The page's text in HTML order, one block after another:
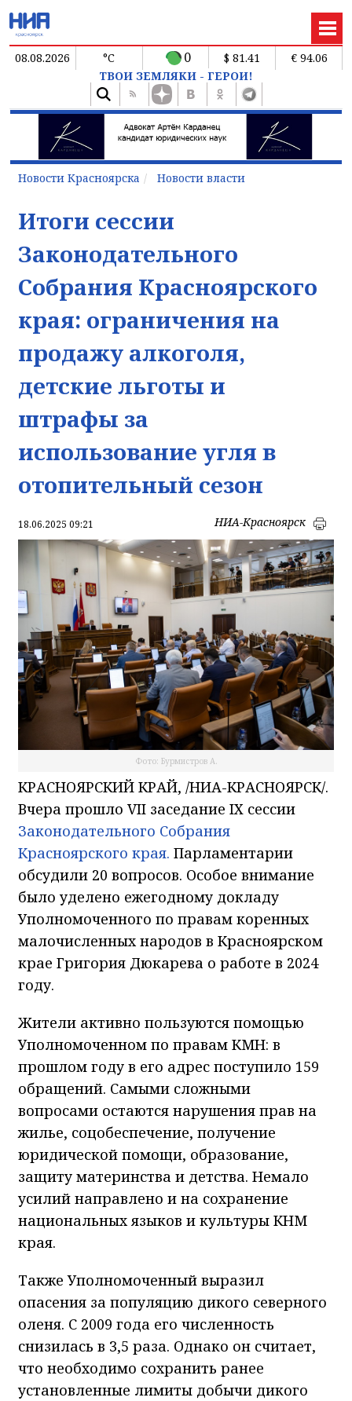
08.08.2026 °C 0 $ 81.41
€ 94.06
ТВОИ ЗЕМЛЯКИ - ГЕРОИ!
Новости Красноярска Новости власти
Итоги сессии
Законодательного
Собрания Красноярского
края: ограничения на
продажу алкоголя,
детские льготы и
штрафы за
использование угля в
отопительный сезон
18.06.2025 09:21 НИА-Красноярск
Фото: Бурмистров А.
КРАСНОЯРСКИЙ КРАЙ, /НИА-КРАСНОЯРСК/.
Вчера прошло VII заседание IХ сессии
Законодательного Собрания
Красноярского края. Парламентарии
обсудили 20 вопросов. Особое внимание
было уделено ежегодному докладу
Уполномоченного по правам коренных
малочисленных народов в Красноярском
крае Григория Дюкарева о работе в 2024
году.
Жители активно пользуются помощью
Уполномоченном по правам КМН: в
прошлом году в его адрес поступило 159
обращений. Самыми сложными
вопросами остаются нарушения прав на
жилье, соцобеспечение, получение
юридической помощи, образование,
защиту материнства и детства. Немало
усилий направлено и на сохранение
национальных языков и культуры КНМ
края.
Также Уполномоченный выразил
опасения за популяцию дикого северного
оленя. С 2009 года его численность
снизилась в 3,5 раза. Однако он считает,
что необходимо сохранить ранее
установленные лимиты добычи дикого